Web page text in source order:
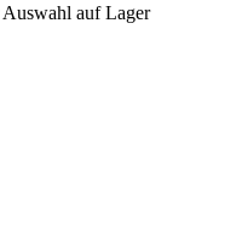
Auswahl auf Lager